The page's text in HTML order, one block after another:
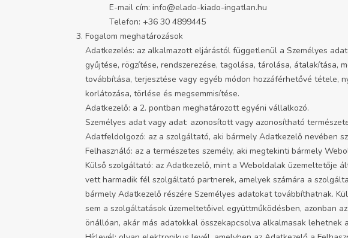
E-mail cím: info@elado-kiado-ingatlan.hu
Telefon: +36 30 4899445
Fogalom meghatározások
Adatkezelés: az alkalmazott eljárástól függetlenül a Személyes
gyűjtése, rögzítése, rendszerezése, tagolása, tárolása, átalakítása,
továbbítása, terjesztése vagy egyéb módon hozzáférhetővé tétele,
korlátozása, törlése és megsemmisítése.
Adatkezelő: a 2. pontban meghatározott egyéni vállalkozó.
Személyes adat vagy adat: azonosított vagy azonosítható
Adatfeldolgozó: az a szolgáltató, aki bármely Adatkezelő nevében
Felhasználó: az a természetes személy, aki megtekinti bármely
Külső szolgáltató: az Adatkezelő, mint a Weboldalak üzemeltetője
vett harmadik fél szolgáltató partnerek, amelyek számára a
bármely Adatkezelő részére Személyes adatokat továbbíthatnak.
sem a szolgáltatások üzemeltetőivel együttműködésben, azonban
önállóan, akár más adatokkal összekapcsolva alkalmasak lehetnek